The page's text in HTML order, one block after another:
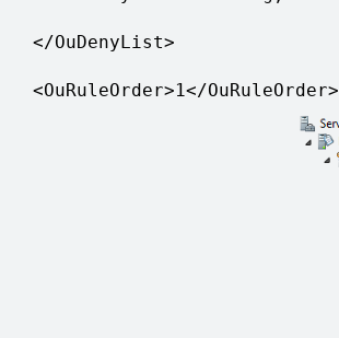
</OuDenyList>
<OuRuleOrder>1</OuRuleOrder>